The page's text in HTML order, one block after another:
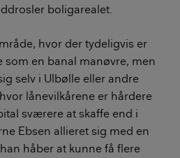
boligarealet.
hvor der tydeligvis er
som en banal manøvre, men
selv i Ulbølle eller andre
lånevilkårene er hårdere
sværere at skaffe end i
Ebsen allieret sig med en
håber at kunne få flere